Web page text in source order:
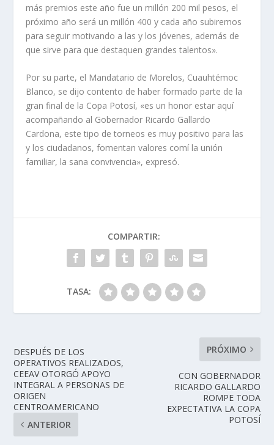
más premios este año fue un millón 200 mil pesos, el
próximo año será un millón 400 y cada año subiremos
para seguir motivando a las y los jóvenes, además de
que sirve para que destaquen grandes talentos».
Por su parte, el Mandatario de Morelos, Cuauhtémoc
Blanco, se dijo contento de haber formado parte de la
gran final de la Copa Potosí, «es un honor estar aquí
acompañando al Gobernador Ricardo Gallardo
Cardona, este tipo de torneos es muy positivo para las
y los ciudadanos, fomentan valores comí la unión
familiar, la sana convivencia», expresó.
COMPARTIR:
TASA:
DESPUÉS DE LOS
OPERATIVOS REALIZADOS,
CEEAV OTORGÓ APOYO
INTEGRAL A PERSONAS DE
ORIGEN
CENTROAMERICANO
ANTERIOR
PRÓXIMO
CON GOBERNADOR
RICARDO GALLARDO
ROMPE TODA
EXPECTATIVA LA COPA
POTOSÍ